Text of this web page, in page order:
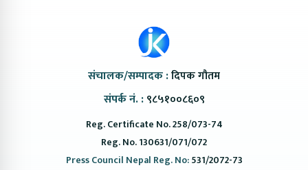
संचालक/सम्पादक :दिपक गौतम
संपर्क नं. : ९८५१००८६०९
Reg. Certificate No. 258/073-74
Reg. No. 130631/071/072
Press Council Nepal Reg. No:531/2072-73